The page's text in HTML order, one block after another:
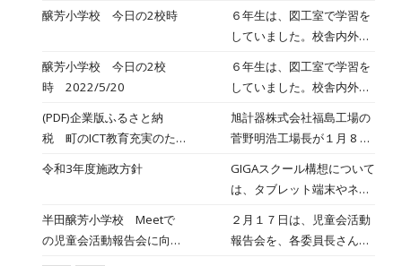
ブレットで撮影し、あとで
みんなで話し方の確認をし
ます。「こんな気持ちで話
しました」「こんな感じに
聞こえました」と、よりよ
い対話の方法について、意
見を出し合いました。
年中行っているんだね。日
本のおいしいお米に感謝！
ロイロノートで共有してい
ます。長文も入力できるよ
うになりました。
醸芳小学校 今日の2校時
６年生は、図工室で学習を
していました。校舎内外の
し、彩色をしていきます。
さすが６年生は、立体感の
あるスケッチができるんで
すね。上手ですね。ここで
もタブレットが大活躍で
醸芳小学校 今日の2校
時 2022/5/20
６年生は、図工室で学習を
していました。校舎内外の
し、彩色をしていきます。
さすが６年生は、立体感の
あるスケッチができるんで
すね。上手ですね。ここで
もタブレットが大活躍で
す。
(PDF)企業版ふるさと納
税 町のICT教育充実のた
１年２月号）
旭計器株式会社福島工場の
菅野明浩工場長が１月 8 日
企業版ふるさと納税として
目録が手渡されました。菅
野工場長は「未来ある子ど
もたちのために有効活用し
令和3年度施政方針
GIGAスクール構想について
は、タブレット端末やネッ
に先駆けて先月末までに完
了したところであり、今
半田醸芳小学校 Meetで
の児童会活動報告会に向け
２月１７日は、児童会活動
報告会を、各委員長さんが